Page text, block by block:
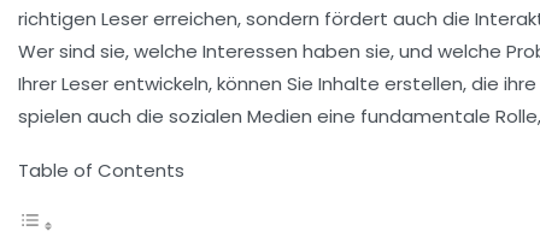
richtigen Leser erreichen, sondern fördert auch die
Wer sind sie, welche Interessen haben sie, und welche
Ihrer Leser entwickeln, können Sie Inhalte erstellen, die ihre
spielen auch die sozialen Medien eine fundamentale
Table of Contents